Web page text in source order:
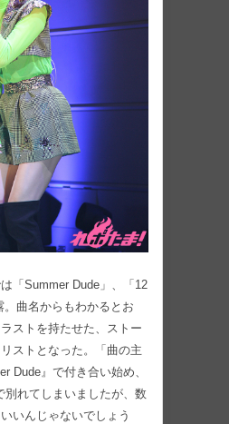
「Summer Dude」、「12
。曲名からもわかるとお
ストを持たせた、ストー
ストとなった。「曲の主
Dude』で付き合い始め、
別れてしまいましたが、数
いんじゃないでしょう